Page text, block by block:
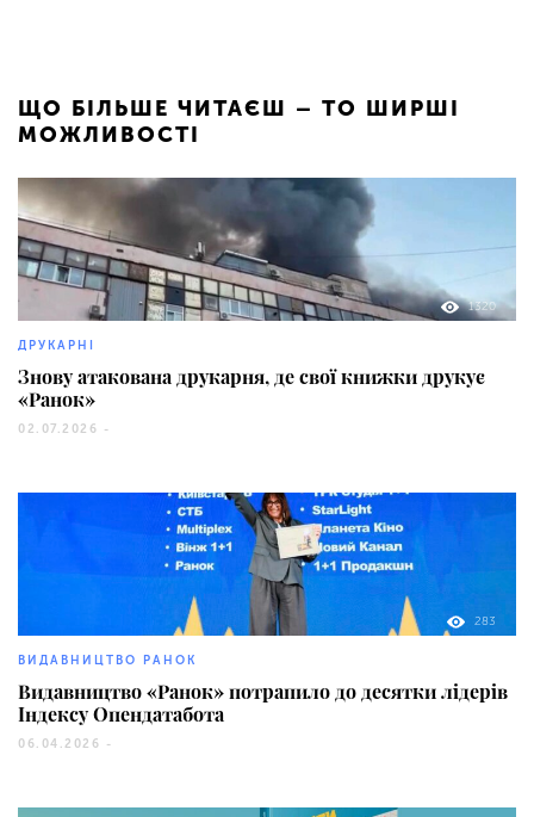
ЩО БІЛЬШЕ ЧИТАЄШ – ТО ШИРШІ
МОЖЛИВОСТІ
1320
ДРУКАРНІ
Знову атакована друкарня, де свої книжки друкує
«Ранок»
02.07.2026 -
283
ВИДАВНИЦТВО РАНОК
Видавництво «Ранок» потрапило до десятки лідерів
Індексу Опендатабота
06.04.2026 -